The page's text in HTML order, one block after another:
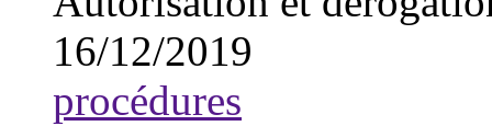
16/12/2019
procédures